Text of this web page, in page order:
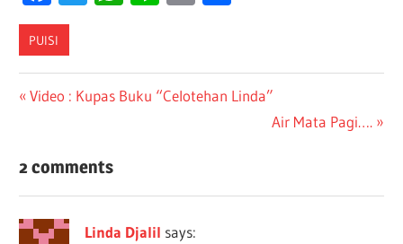
PUISI
Post
Previous
Video : Kupas Buku “Celotehan Linda”
Next
Air Mata Pagi….
2 comments
Linda Djalil says: